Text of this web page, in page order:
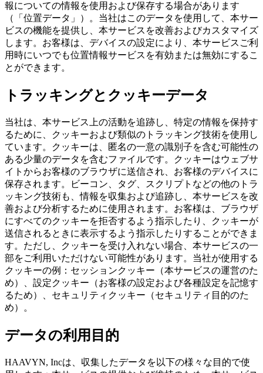
報についての情報を使用および保存する場合があります
（「位置データ」）。当社はこのデータを使用して、本サー
ビスの機能を提供し、本サービスを改善およびカスタマイズ
します。お客様は、デバイスの設定により、本サービスご利
用時にいつでも位置情報サービスを有効または無効にするこ
とができます。
トラッキングとクッキーデータ
当社は、本サービス上の活動を追跡し、特定の情報を保持す
るために、クッキーおよび類似のトラッキング技術を使用し
ています。クッキーは、匿名の一意の識別子を含む可能性の
ある少量のデータを含むファイルです。クッキーはウェブサ
イトからお客様のブラウザに送信され、お客様のデバイスに
保存されます。ビーコン、タグ、スクリプトなどの他のトラ
ッキング技術も、情報を収集および追跡し、本サービスを改
善および分析するために使用されます。お客様は、ブラウザ
にすべてのクッキーを拒否するよう指示したり、クッキーが
送信されるときに表示するよう指示したりすることができま
す。ただし、クッキーを受け入れない場合、本サービスの一
部をご利用いただけない可能性があります。当社が使用する
クッキーの例：セッションクッキー（本サービスの運営のた
め）、設定クッキー（お客様の設定および各種設定を記憶す
るため）、セキュリティクッキー（セキュリティ目的のた
め）。
データの利用目的
HAAVYN, Incは、収集したデータを以下の様々な目的で使